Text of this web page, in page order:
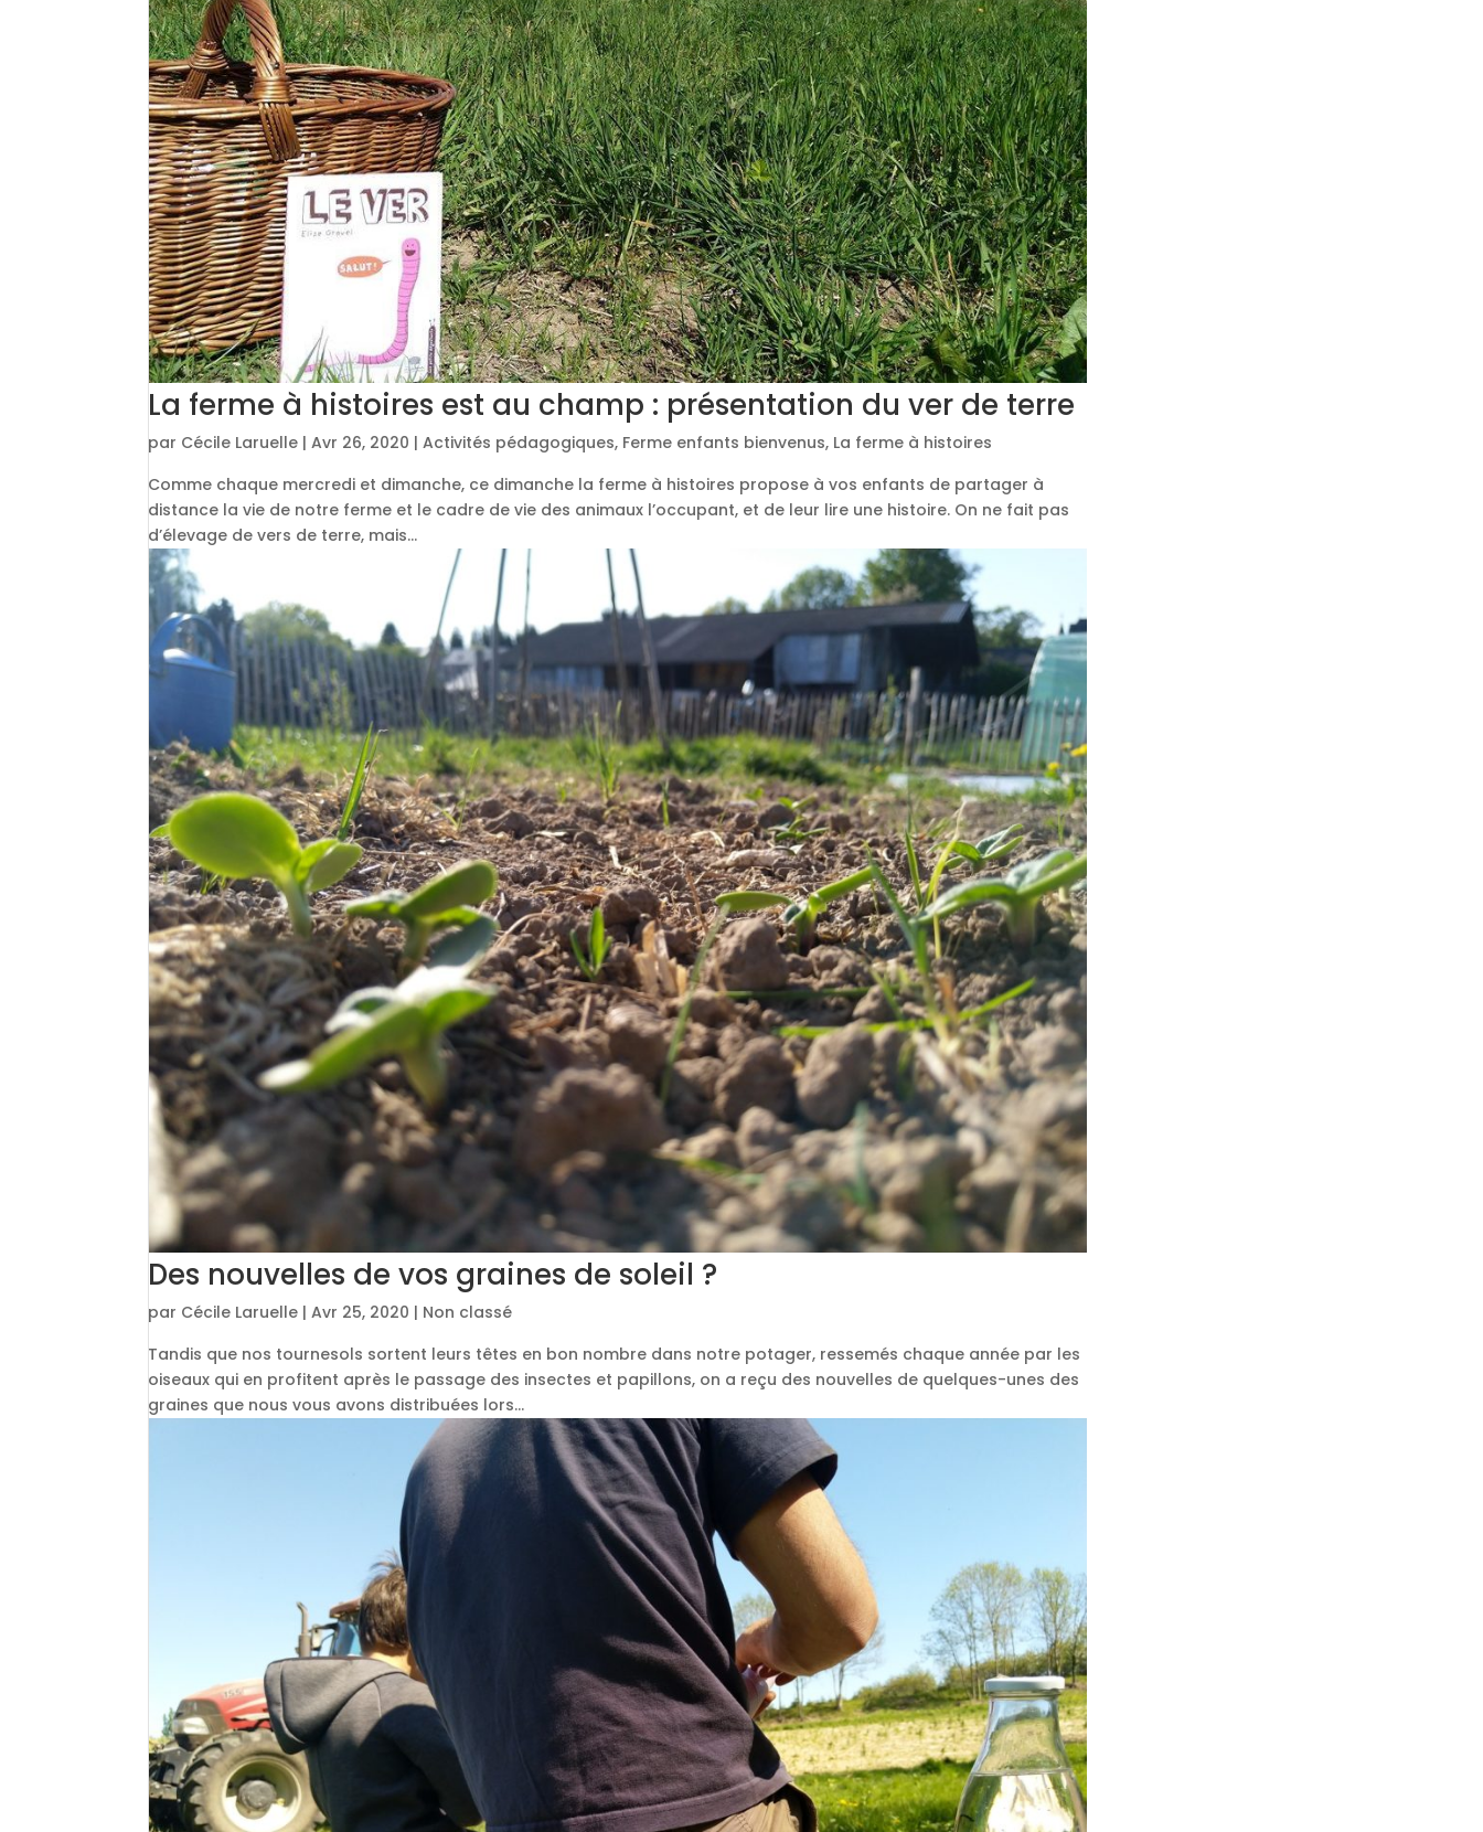
La ferme à histoires est au champ : présentation du ver de terre
par Cécile Laruelle |Avr 26, 2020 |Activités pédagogiques, Ferme enfants bienvenus, La ferme à histoires
Comme chaque mercredi et dimanche, ce dimanche la ferme à histoires propose à vos enfants de partager à
distance la vie de notre ferme et le cadre de vie des animaux l’occupant, et de leur lire une histoire. On ne fait pas
d’élevage de vers de terre, mais...
Des nouvelles de vos graines de soleil ?
par Cécile Laruelle |Avr 25, 2020 | Non classé
Tandis que nos tournesols sortent leurs têtes en bon nombre dans notre potager, ressemés chaque année par les
oiseaux qui en profitent après le passage des insectes et papillons, on a reçu des nouvelles de quelques-unes des
graines que nous vous avons distribuées lors...